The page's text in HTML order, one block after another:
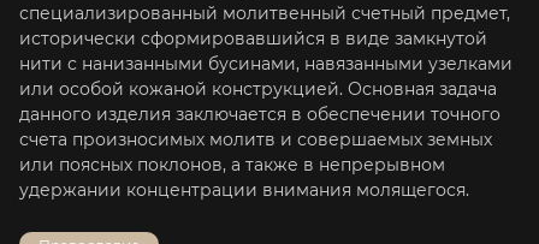
специализированный молитвенный счетный предмет,
исторически сформировавшийся в виде замкнутой
нити с нанизанными бусинами, навязанными узелками
или особой кожаной конструкцией. Основная задача
данного изделия заключается в обеспечении точного
счета произносимых молитв и совершаемых земных
или поясных поклонов, а также в непрерывном
удержании концентрации внимания молящегося.